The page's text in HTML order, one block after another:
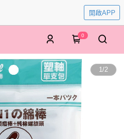
開啟APP
0
1/2